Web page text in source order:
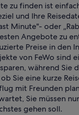
zu finden ist
und Ihre
Minute"- oder
Angebote zu
Preise in den
von FeWo sind
während Sie
Sie eine kurze
mit Freunden
Sie müssen
gehen soll.